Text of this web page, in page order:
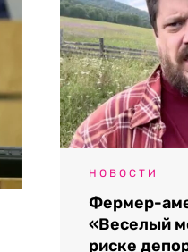
НОВОСТИ
Фермер-
«Веселый
риске